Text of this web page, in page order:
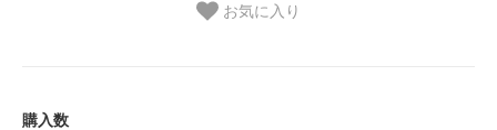
お気に入り
購入数